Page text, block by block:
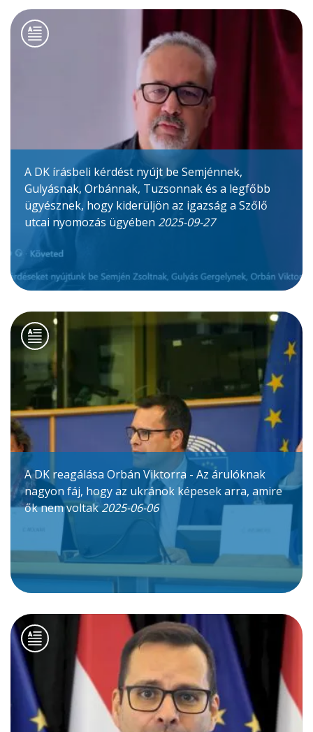
A DK írásbeli kérdést nyújt be Semjénnek,
Gulyásnak, Orbánnak, Tuzsonnak és a legfőbb
ügyésznek, hogy kiderüljön az igazság a Szőlő
utcai nyomozás ügyében 2025-09-27
A DK reagálása Orbán Viktorra - Az árulóknak
nagyon fáj, hogy az ukránok képesek arra, amire
ők nem voltak2025-06-06